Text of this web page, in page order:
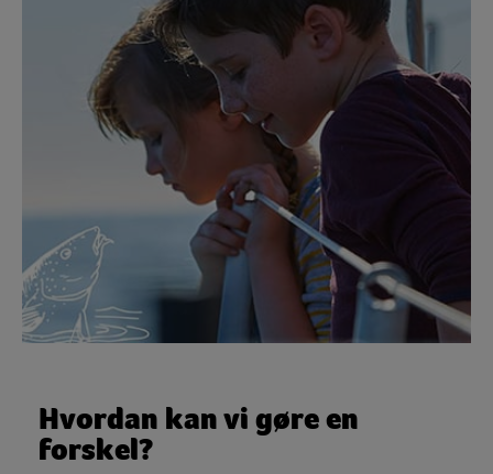
Hvordan kan vi gøre en
forskel?